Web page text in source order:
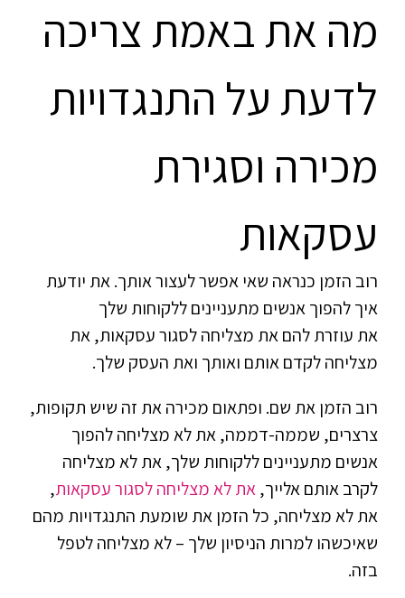
מה את באמת צריכה
לדעת על התנגדויות
מכירה וסגירת
עסקאות
רוב הזמן כנראה שאי אפשר לעצור אותך. את יודעת
איך להפוך אנשים מתעניינים ללקוחות שלך
את עוזרת להם את מצליחה לסגור עסקאות, את
מצליחה לקדם אותם ואותך ואת העסק שלך.
רוב הזמן את שם. ופתאום מכירה את זה שיש תקופות,
צרצרים, שממה-דממה, את לא מצליחה להפוך
אנשים מתעניינים ללקוחות שלך, את לא מצליחה
לקרב אותם אלייך,את לא מצליחה לסגור עסקאות,
את לא מצליחה, כל הזמן את שומעת התנגדויות מהם
שאיכשהו למרות הניסיון שלך – לא מצליחה לטפל
בזה.